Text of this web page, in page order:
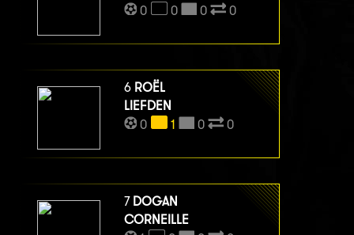
0
0 0 0
6 ROËL
LIEFDEN
0
1 0 0
7 DOGAN
CORNEILLE